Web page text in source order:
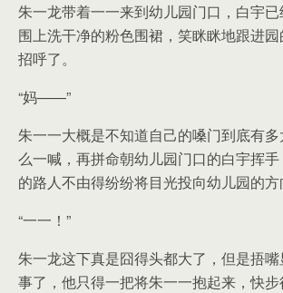
朱一龙带着一一来到幼儿园门口，白宇已
围上洗干净的粉色围裙，笑眯眯地跟进
招呼了。
“妈——”
朱一一大概是不知道自己的嗓门到底有
么一喊，再拼命朝幼儿园门口的白宇挥
的路人不由得纷纷将目光投向幼儿园的方
“一一！”
朱一龙这下真是囧得头都大了，但是捂
事了，他只得一把将朱一一抱起来，快步